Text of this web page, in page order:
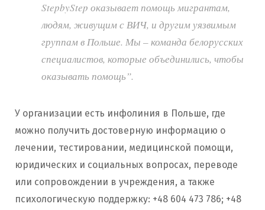
StepbyStep оказывает помощь мигрантам,
людям, живущим с ВИЧ, и другим уязвимым
группам в Польше. Мы – команда белорусских
специалистов, которые объединились, чтобы
оказывать помощь”.
У организации есть инфолиния в Польше, где
можно получить достоверную информацию о
лечении, тестировании, медицинской помощи,
юридических и социальных вопросах, переводе
или сопровождении в учреждения, а также
психологическую поддержку: +48 604 473 786; +48